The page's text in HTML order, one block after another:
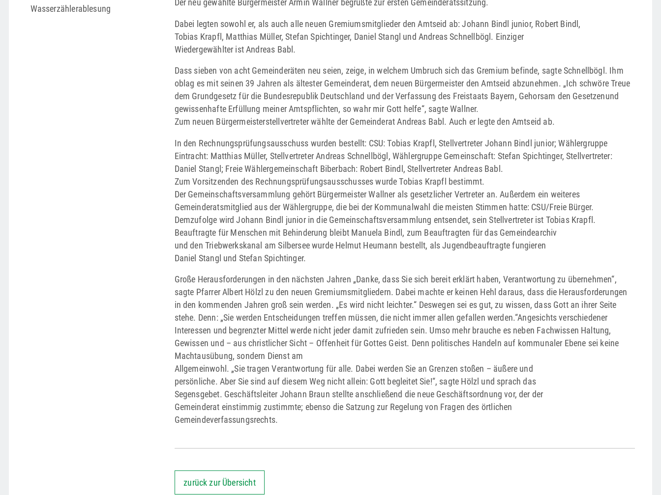
Wasserzählerablesung
Der neu gewählte Bürgermeister Armin Wallner begrüßte zur ersten Gemeinderatssitzung.
Dabei legten sowohl er, als auch alle neuen Gremiumsmitglieder den Amtseid ab: Johann Bindl junior, Robert Bindl,
Tobias Krapfl, Matthias Müller, Stefan Spichtinger, Daniel Stangl und Andreas Schnellbögl. Einziger
Wiedergewählter ist Andreas Babl.
Dass sieben von acht Gemeinderäten neu seien, zeige, in welchem Umbruch sich das Gremium befinde, sagte Schnellbögl. Ihm
oblag es mit seinen 39 Jahren als ältester Gemeinderat, dem neuen Bürgermeister den Amtseid abzunehmen. „Ich schwöre Treue
dem Grundgesetz für die Bundesrepublik Deutschland und der Verfassung des Freistaats Bayern, Gehorsam den Gesetzenund
gewissenhafte Erfüllung meiner Amtspflichten, so wahr mir Gott helfe“, sagte Wallner.
Zum neuen Bürgermeisterstellvertreter wählte der Gemeinderat Andreas Babl. Auch er legte den Amtseid ab.
In den Rechnungsprüfungsausschuss wurden bestellt: CSU: Tobias Krapfl, Stellvertreter Johann Bindl junior; Wählergruppe
Eintracht: Matthias Müller, Stellvertreter Andreas Schnellbögl, Wählergruppe Gemeinschaft: Stefan Spichtinger, Stellvertreter:
Daniel Stangl; Freie Wählergemeinschaft Biberbach: Robert Bindl, Stellvertreter Andreas Babl.
Zum Vorsitzenden des Rechnungsprüfungsausschusses wurde Tobias Krapfl bestimmt.
Der Gemeinschaftsversammlung gehört Bürgermeister Wallner als gesetzlicher Vertreter an. Außerdem ein weiteres
Gemeinderatsmitglied aus der Wählergruppe, die bei der Kommunalwahl die meisten Stimmen hatte: CSU/Freie Bürger.
Demzufolge wird Johann Bindl junior in die Gemeinschaftsversammlung entsendet, sein Stellvertreter ist Tobias Krapfl.
Beauftragte für Menschen mit Behinderung bleibt Manuela Bindl, zum Beauftragten für das Gemeindearchiv
und den Triebwerkskanal am Silbersee wurde Helmut Heumann bestellt, als Jugendbeauftragte fungieren
Daniel Stangl und Stefan Spichtinger.
Große Herausforderungen in den nächsten Jahren „Danke, dass Sie sich bereit erklärt haben, Verantwortung zu übernehmen“,
sagte Pfarrer Albert Hölzl zu den neuen Gremiumsmitgliedern. Dabei machte er keinen Hehl daraus, dass die Herausforderungen
in den kommenden Jahren groß sein werden. „Es wird nicht leichter.“ Deswegen sei es gut, zu wissen, dass Gott an ihrer Seite
stehe. Denn: „Sie werden Entscheidungen treffen müssen, die nicht immer allen gefallen werden.“Angesichts verschiedener
Interessen und begrenzter Mittel werde nicht jeder damit zufrieden sein. Umso mehr brauche es neben Fachwissen Haltung,
Gewissen und – aus christlicher Sicht – Offenheit für Gottes Geist. Denn politisches Handeln auf kommunaler Ebene sei keine
Machtausübung, sondern Dienst am
Allgemeinwohl. „Sie tragen Verantwortung für alle. Dabei werden Sie an Grenzen stoßen – äußere und
persönliche. Aber Sie sind auf diesem Weg nicht allein: Gott begleitet Sie!“, sagte Hölzl und sprach das
Segensgebet. Geschäftsleiter Johann Braun stellte anschließend die neue Geschäftsordnung vor, der der
Gemeinderat einstimmig zustimmte; ebenso die Satzung zur Regelung von Fragen des örtlichen
Gemeindeverfassungsrechts.
zurück zur Übersicht